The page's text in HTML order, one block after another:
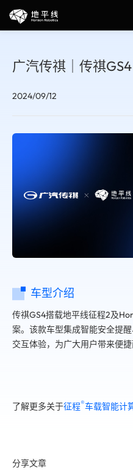
广汽传祺｜传祺GS4
2024/09/12
车型介绍
传祺GS4搭载地平线征程2及
案。该款车型集成智能安全提
交互体验，为广大用户带来便捷
了解更多关于征程®️车载智能计
分享文章